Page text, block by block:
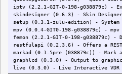
KEY_9 0x12c9
KEY_0 0x12c0
KEY_RED 0x02c0
KEY_GREEN 0x02c1
KEY_YELLOW 0x02c2
KEY_BLUE 0x02c3
KEY_CHANNEL 0x02d3
KEY_FAVORITES 0x02cd
KEY_PVR 0x02ce
KEY_TIME 0x02cf
iptv (2.2.1-GIT-0-198-g038879c) -
skindesigner (0.6.3) - Skin Designer
setup (0.3.1-zulu-edition) - System
mpv (0.0.4-GIT0-198-g038879c) -
femon (2.2.1-GIT-0-198-g038879c) -
restfulapi (0.2.3.6) - Offers a
markad (0.1.5pre (038879c)) - Mark
graphlcd (0.3.0) - Output to graphic
live (0.3.0) - Live Interactive VDR